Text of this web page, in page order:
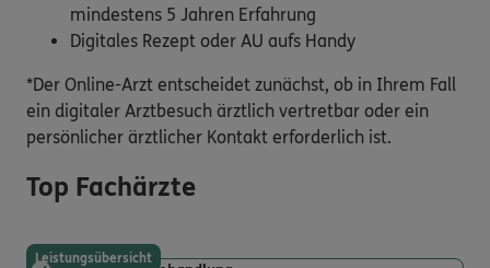
mindestens 5 Jahren Erfahrung
Digitales Rezept oder AU aufs Handy
*Der Online-Arzt entscheidet zunächst, ob in Ihrem Fall
ein digitaler Arztbesuch ärztlich vertretbar oder ein
persönlicher ärztlicher Kontakt erforderlich ist.
Top Fachärzte
Leistungsübersicht